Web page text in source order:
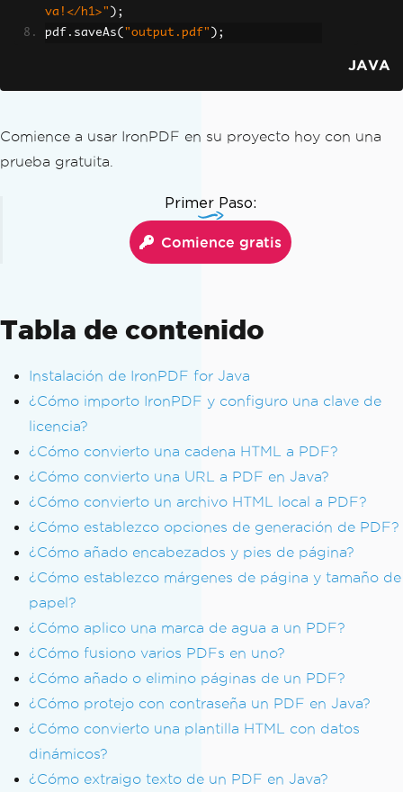
va!</h1>" );
pdf . saveAs( "output.pdf" );
JAVA
Comience a usar IronPDF en su proyecto hoy con una
prueba gratuita.
Primer Paso:
Comience gratis
Tabla de contenido
Instalación de IronPDF for Java
¿Cómo importo IronPDF y configuro una clave de
licencia?
¿Cómo convierto una cadena HTML a PDF?
¿Cómo convierto una URL a PDF en Java?
¿Cómo convierto un archivo HTML local a PDF?
¿Cómo establezco opciones de generación de PDF?
¿Cómo añado encabezados y pies de página?
¿Cómo establezco márgenes de página y tamaño de
papel?
¿Cómo aplico una marca de agua a un PDF?
¿Cómo fusiono varios PDFs en uno?
¿Cómo añado o elimino páginas de un PDF?
¿Cómo protejo con contraseña un PDF en Java?
¿Cómo convierto una plantilla HTML con datos
dinámicos?
¿Cómo extraigo texto de un PDF en Java?